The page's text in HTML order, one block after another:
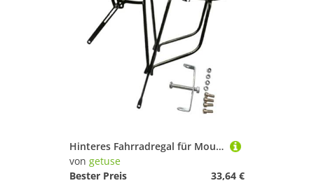
Hinteres Fahrradregal für Mountainbikes, Aluminium Gepäckträger 40kg Traglast für 14-20 Zoll Fahrräder- Stil b
von getuse
Bester Preis
33,64 €